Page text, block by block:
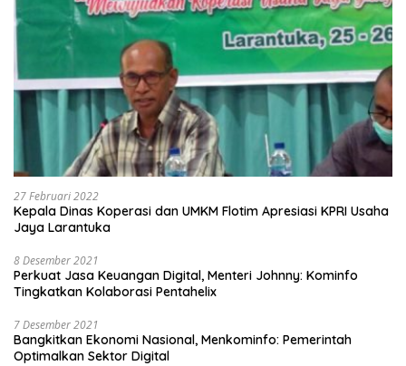
27 Februari 2022
Kepala Dinas Koperasi dan UMKM Flotim Apresiasi KPRI Usaha
Jaya Larantuka
8 Desember 2021
Perkuat Jasa Keuangan Digital, Menteri Johnny: Kominfo
Tingkatkan Kolaborasi Pentahelix
7 Desember 2021
Bangkitkan Ekonomi Nasional, Menkominfo: Pemerintah
Optimalkan Sektor Digital